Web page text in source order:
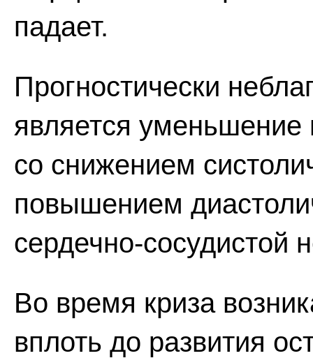
падает.
Прогностически
является уменьшение
со снижением
повышением
сердечно-сосудистой
Во время криза
вплоть до развития